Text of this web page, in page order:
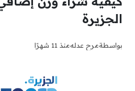
الجزيرة
بواسطةمرح عدلهمنذ 11 شهرًا